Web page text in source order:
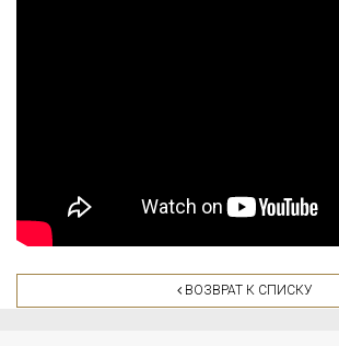
ВОЗВРАТ К СПИСКУ